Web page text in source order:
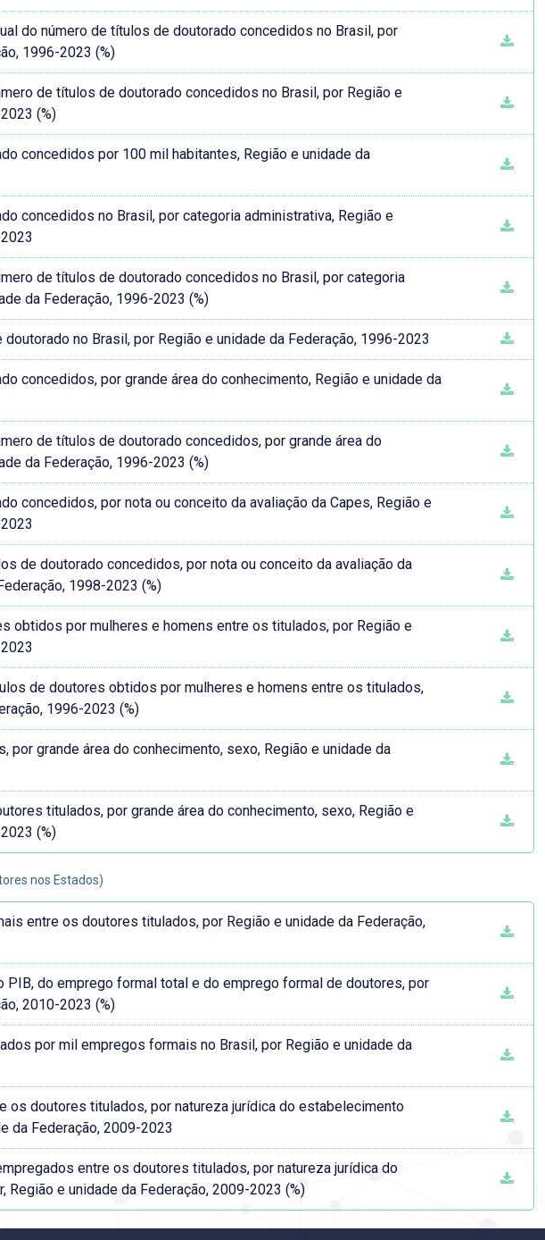
do número de títulos de doutorado concedidos no Brasil, por
1996-2023 (%)
de títulos de doutorado concedidos no Brasil, por Região e
(%)
concedidos por 100 mil habitantes, Região e unidade da
concedidos no Brasil, por categoria administrativa, Região e
de títulos de doutorado concedidos no Brasil, por categoria
da Federação, 1996-2023 (%)
no Brasil, por Região e unidade da Federação, 1996-2023
concedidos, por grande área do conhecimento, Região e unidade da
de títulos de doutorado concedidos, por grande área do
da Federação, 1996-2023 (%)
concedidos, por nota ou conceito da avaliação da Capes, Região e
de doutorado concedidos, por nota ou conceito da avaliação da
1998-2023 (%)
obtidos por mulheres e homens entre os titulados, por Região e
de doutores obtidos por mulheres e homens entre os titulados,
1996-2023 (%)
por grande área do conhecimento, sexo, Região e unidade da
titulados, por grande área do conhecimento, sexo, Região e
(%)
nos Estados)
entre os doutores titulados, por Região e unidade da Federação,
PIB, do emprego formal total e do emprego formal de doutores, por
2010-2023 (%)
por mil empregos formais no Brasil, por Região e unidade da
os doutores titulados, por natureza jurídica do estabelecimento
da Federação, 2009-2023
entre os doutores titulados, por natureza jurídica do
Região e unidade da Federação, 2009-2023 (%)